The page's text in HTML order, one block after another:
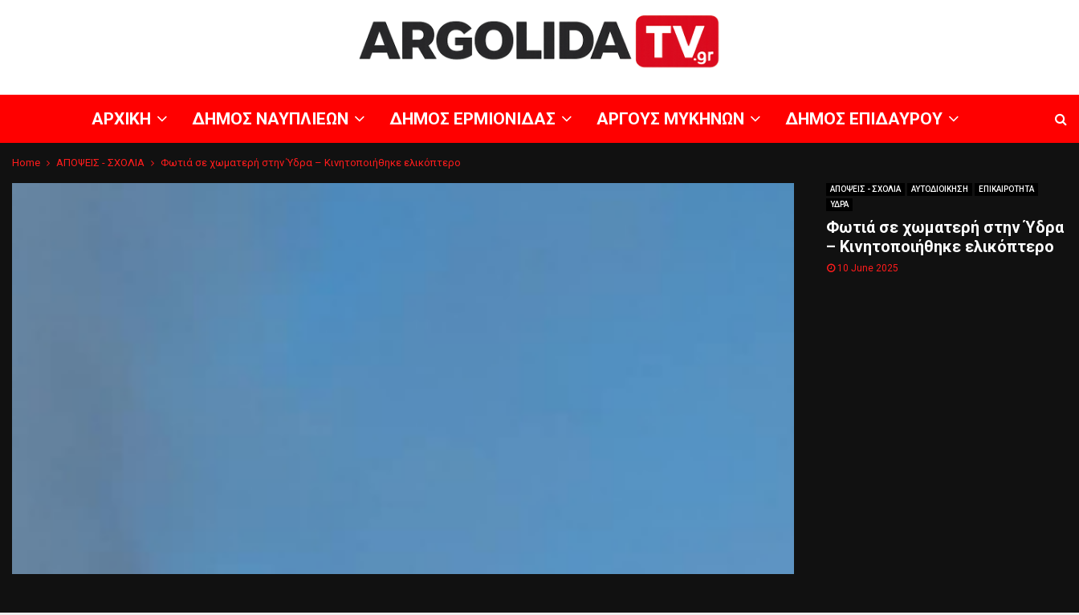
ΑΡΧΙΚΗ ΔΗΜΟΣ ΝΑΥΠΛΙΕΩΝ ΔΗΜΟΣ ΕΡΜΙΟΝΙΔΑΣ ΑΡΓΟΥΣ ΜΥΚΗΝΩΝ ΔΗΜΟΣ ΕΠΙΔΑΥΡΟΥ
Home ΑΠΟΨΕΙΣ - ΣΧΟΛΙΑ Φωτιά σε χωματερή στην Ύδρα – Κινητοποιήθηκε ελικόπτερο
ΑΠΟΨΕΙΣ - ΣΧΟΛΙΑ ΑΥΤΟΔΙΟΙΚΗΣΗ
ΕΠΙΚΑΙΡΟΤΗΤΑ
ΥΔΡΑ
Φωτιά σε χωματερή στην Ύδρα
– Κινητοποιήθηκε ελικόπτερο
10 June 2025